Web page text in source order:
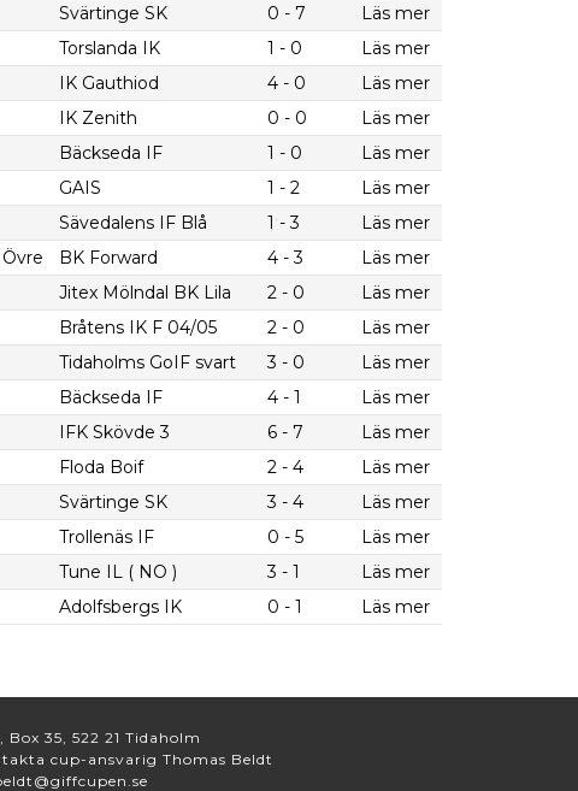
Svärtinge SK 0 - 7
Läs mer
Torslanda IK 1 - 0
Läs mer
IK Gauthiod 4 - 0
Läs mer
IK Zenith 0 - 0
Läs mer
Bäckseda IF 1 - 0
Läs mer
GAIS 1 - 2
Läs mer
Sävedalens IF Blå 1 - 3
Läs mer
BK Forward 4 - 3
Läs mer
Jitex Mölndal BK Lila 2 - 0
Läs mer
Bråtens IK F 04/05 2 - 0
Läs mer
Tidaholms GoIF svart 3 - 0
Läs mer
Bäckseda IF 4 - 1
Läs mer
IFK Skövde 3 6 - 7
Läs mer
Floda Boif 2 - 4
Läs mer
Svärtinge SK 3 - 4
Läs mer
Trollenäs IF 0 - 5
Läs mer
Tune IL ( NO ) 3 - 1
Läs mer
Adolfsbergs IK 0 - 1 Läs mer
Box 35, 522 21 Tidaholm
cup-ansvarig Thomas Beldt